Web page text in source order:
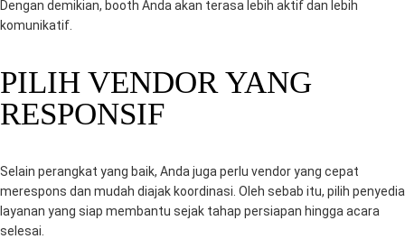
Dengan demikian, booth Anda akan terasa lebih aktif dan lebih
komunikatif.
PILIH VENDOR YANG
RESPONSIF
Selain perangkat yang baik, Anda juga perlu vendor yang cepat
merespons dan mudah diajak koordinasi. Oleh sebab itu, pilih penyedia
layanan yang siap membantu sejak tahap persiapan hingga acara
selesai.